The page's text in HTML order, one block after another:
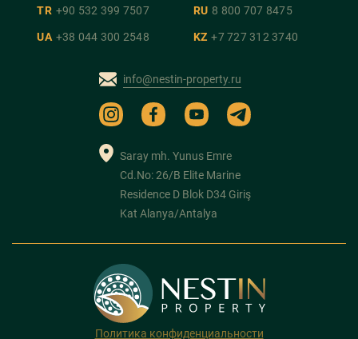
TR +90 532 399 7507 RU 8 800 707 8475
UA +38 044 300 2548 KZ +7 727 312 3740
info@nestin-property.ru
Saray mh. Yunus Emre
Cd.No: 26/B Elite Marine
Residence D Blok D34 Giriş
Kat Alanya/Antalya
Политика конфиденциальности